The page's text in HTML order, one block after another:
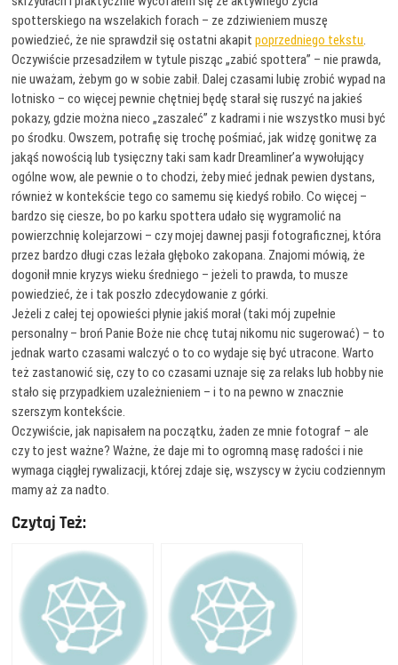
spotterskiego na wszelakich forach – ze zdziwieniem muszę
powiedzieć, że nie sprawdził się ostatni akapitpoprzedniego tekstu.
Oczywiście przesadziłem w tytule pisząc „zabić spottera” – nie prawda,
nie uważam, żebym go w sobie zabił. Dalej czasami lubię zrobić wypad na
lotnisko – co więcej pewnie chętniej będę starał się ruszyć na jakieś
pokazy, gdzie można nieco „zaszaleć” z kadrami i nie wszystko musi być
po środku. Owszem, potrafię się trochę pośmiać, jak widzę gonitwę za
jakąś nowością lub tysięczny taki sam kadr Dreamliner’a wywołujący
ogólne wow, ale pewnie o to chodzi, żeby mieć jednak pewien dystans,
również w kontekście tego co samemu się kiedyś robiło. Co więcej –
bardzo się ciesze, bo po karku spottera udało się wygramolić na
powierzchnię kolejarzowi – czy mojej dawnej pasji fotograficznej, która
przez bardzo długi czas leżała głęboko zakopana. Znajomi mówią, że
dogonił mnie kryzys wieku średniego – jeżeli to prawda, to musze
powiedzieć, że i tak poszło zdecydowanie z górki.
Jeżeli z całej tej opowieści płynie jakiś morał (taki mój zupełnie
personalny – broń Panie Boże nie chcę tutaj nikomu nic sugerować) – to
jednak warto czasami walczyć o to co wydaje się być utracone. Warto
też zastanowić się, czy to co czasami uznaje się za relaks lub hobby nie
stało się przypadkiem uzależnieniem – i to na pewno w znacznie
szerszym kontekście.
Oczywiście, jak napisałem na początku, żaden ze mnie fotograf – ale
czy to jest ważne? Ważne, że daje mi to ogromną masę radości i nie
wymaga ciągłej rywalizacji, której zdaje się, wszyscy w życiu codziennym
mamy aż za nadto.
Czytaj Też: